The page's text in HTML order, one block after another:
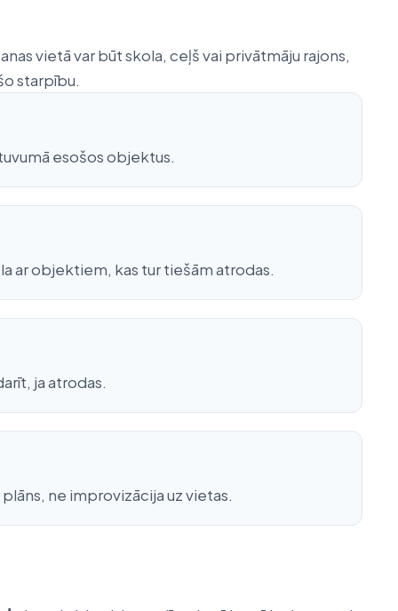
vietā var būt skola, ceļš vai privātmāju rajons,
starpību.
esošos objektus.
ar objektiem, kas tur tiešām atrodas.
ja atrodas.
ne improvizācija uz vietas.